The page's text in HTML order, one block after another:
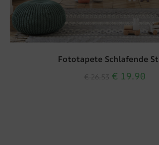
Fototapete Schlafende
€ 19.90